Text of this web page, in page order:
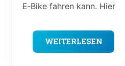
E‑Bike fahren kann. Hier
WEITERLESEN